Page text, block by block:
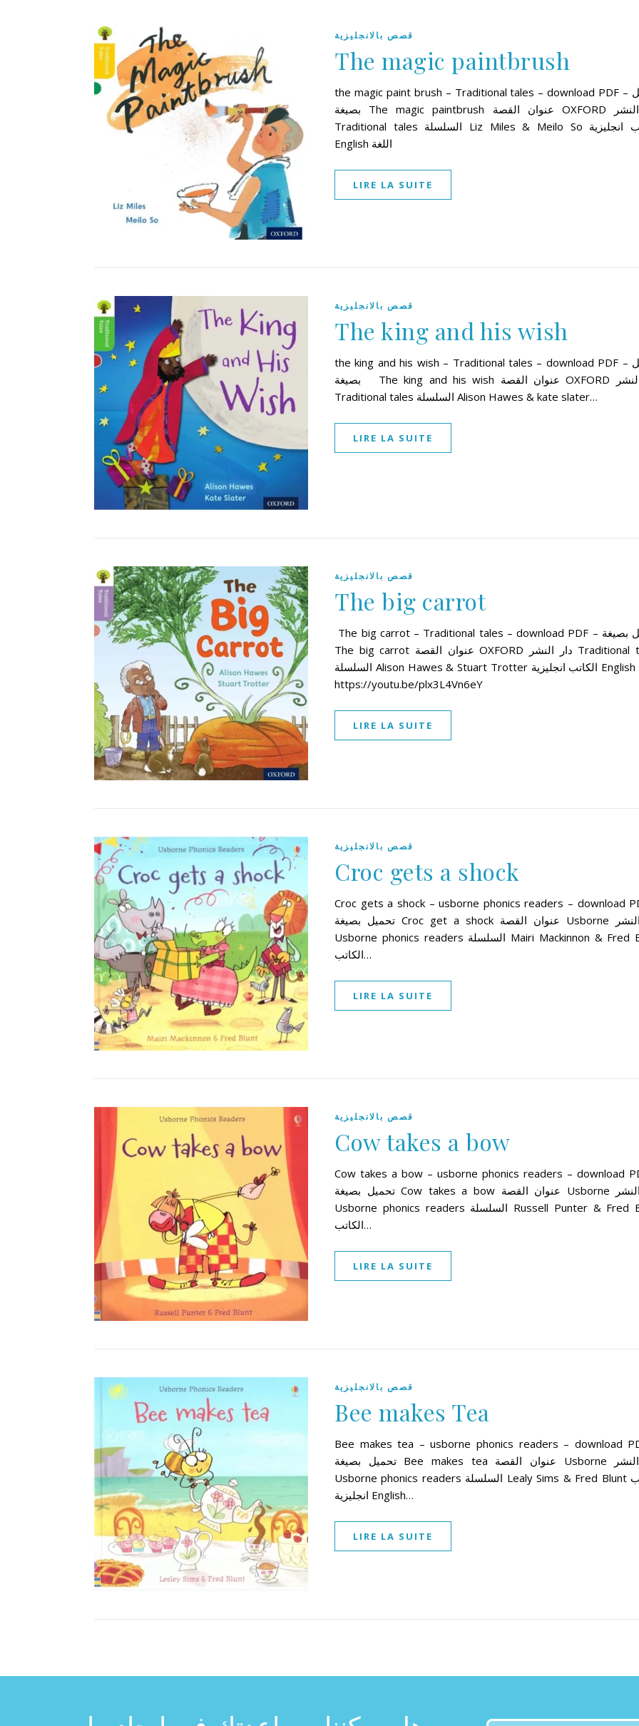
قصص بالانجليزية
The magic paintbrush
the magic paint brush – Traditional tales – download PDF – تحميل
بصيغة The magic paintbrush عنوان القصة OXFORD دار النشر
Traditional tales السلسلة Liz Miles & Meilo So الكاتب انجليزية
English اللغة
LIRE LA SUITE
قصص بالانجليزية
The king and his wish
the king and his wish – Traditional tales – download PDF – تحميل
بصيغة The king and his wish عنوان القصة OXFORD دار النشر
Traditional tales السلسلة Alison Hawes & kate slater…
LIRE LA SUITE
قصص بالانجليزية
The big carrot
The big carrot – Traditional tales – download PDF – تحميل بصيغة
The big carrot عنوان القصة OXFORD دار النشر Traditional tales
السلسلة Alison Hawes & Stuart Trotter الكاتب انجليزية English اللغة
https://youtu.be/plx3L4Vn6eY
LIRE LA SUITE
قصص بالانجليزية
Croc gets a shock
Croc gets a shock – usborne phonics readers – download
تحميل بصيغة Croc get a shock عنوان القصة Usborne دار النشر
Usborne phonics readers السلسلة Mairi Mackinnon & Fred Blunt
الكاتب…
LIRE LA SUITE
قصص بالانجليزية
Cow takes a bow
Cow takes a bow – usborne phonics readers – download
تحميل بصيغة Cow takes a bow عنوان القصة Usborne دار النشر
Usborne phonics readers السلسلة Russell Punter & Fred Blunt
الكاتب…
LIRE LA SUITE
قصص بالانجليزية
Bee makes Tea
Bee makes tea – usborne phonics readers – download
تحميل بصيغة Bee makes tea عنوان القصة Usborne دار النشر
Usborne phonics readers السلسلة Lealy Sims & Fred Blunt الكاتب
انجليزية English…
LIRE LA SUITE